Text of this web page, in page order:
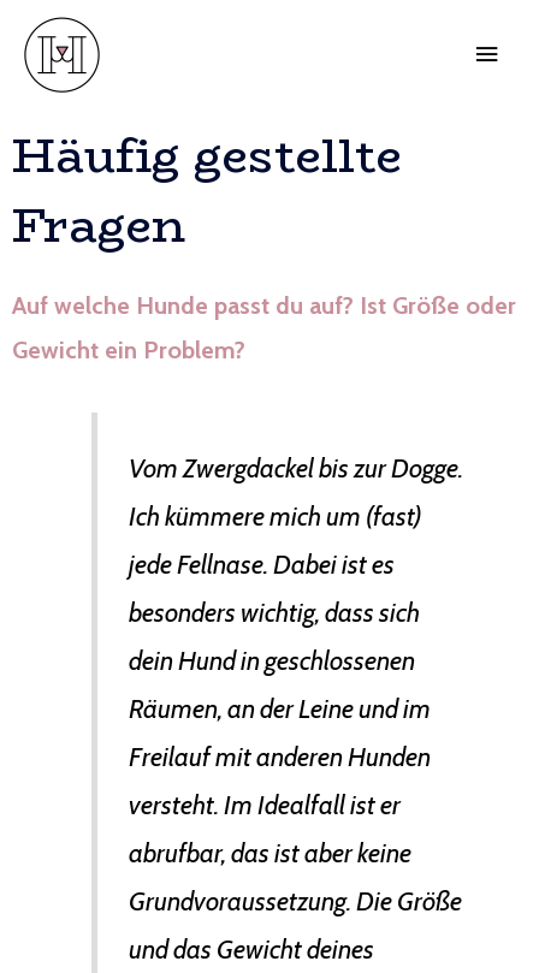
Häufig gestellte
Fragen
Auf welche Hunde passt du auf? Ist Größe oder
Gewicht ein Problem?
Vom Zwergdackel bis zur Dogge.
Ich kümmere mich um (fast)
jede Fellnase. Dabei ist es
besonders wichtig, dass sich
dein Hund in geschlossenen
Räumen, an der Leine und im
Freilauf mit anderen Hunden
versteht. Im Idealfall ist er
abrufbar, das ist aber keine
Grundvoraussetzung. Die Größe
und das Gewicht deines